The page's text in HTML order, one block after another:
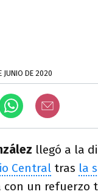
JUNIO DE 2020
llegó a la
Central tras la
con un refuerzo